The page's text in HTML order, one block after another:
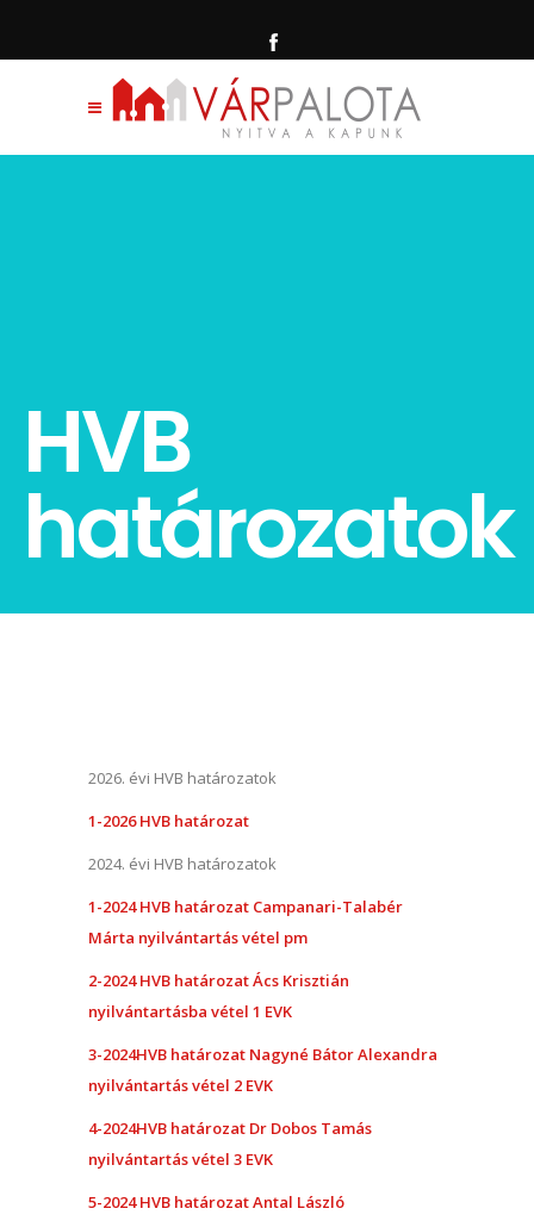
HVB
határozatok
2026. évi HVB határozatok
1-2026 HVB határozat
2024. évi HVB határozatok
1-2024 HVB határozat Campanari-Talabér
Márta nyilvántartás vétel pm
2-2024HVB határozat Ács Krisztián
nyilvántartásba vétel 1 EVK
3-2024HVB határozat Nagyné Bátor Alexandra
nyilvántartás vétel 2 EVK
4-2024HVB határozat Dr Dobos Tamás
nyilvántartás vétel 3 EVK
5-2024HVB határozat Antal László